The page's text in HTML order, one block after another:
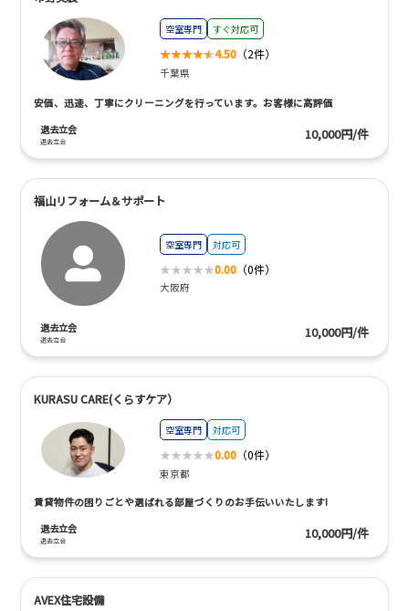
空室専門 すぐ対応可
4.50 （2件）
千葉県
安価、迅速、丁寧にクリーニングを行っています。お客様に高評価
退去立会
退去立会 10,000円/件
福山リフォーム＆サポート
空室専門 対応可
0.00 （0件）
大阪府
退去立会
退去立会 10,000円/件
KURASU CARE(くらすケア）
空室専門 対応可
0.00 （0件）
東京都
賃貸物件の困りごとや選ばれる部屋づくりのお手伝いいたします!
退去立会
退去立会 10,000円/件
AVEX住宅設備